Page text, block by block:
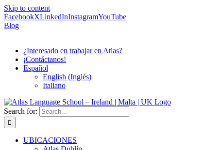
Skip to content
FacebookXLinkedInInstagramYouTube
Blog
¿Interesado en trabajar en Atlas?
¡Contáctanos!
Español
English (Inglés)
Italiano
Search for:
UBICACIONES